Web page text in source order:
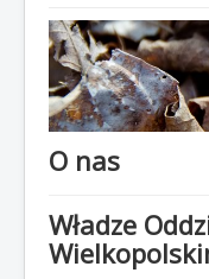
Start
Kalendarz Imprez
Galeria
O nas
Odznaki
O nas
Władze